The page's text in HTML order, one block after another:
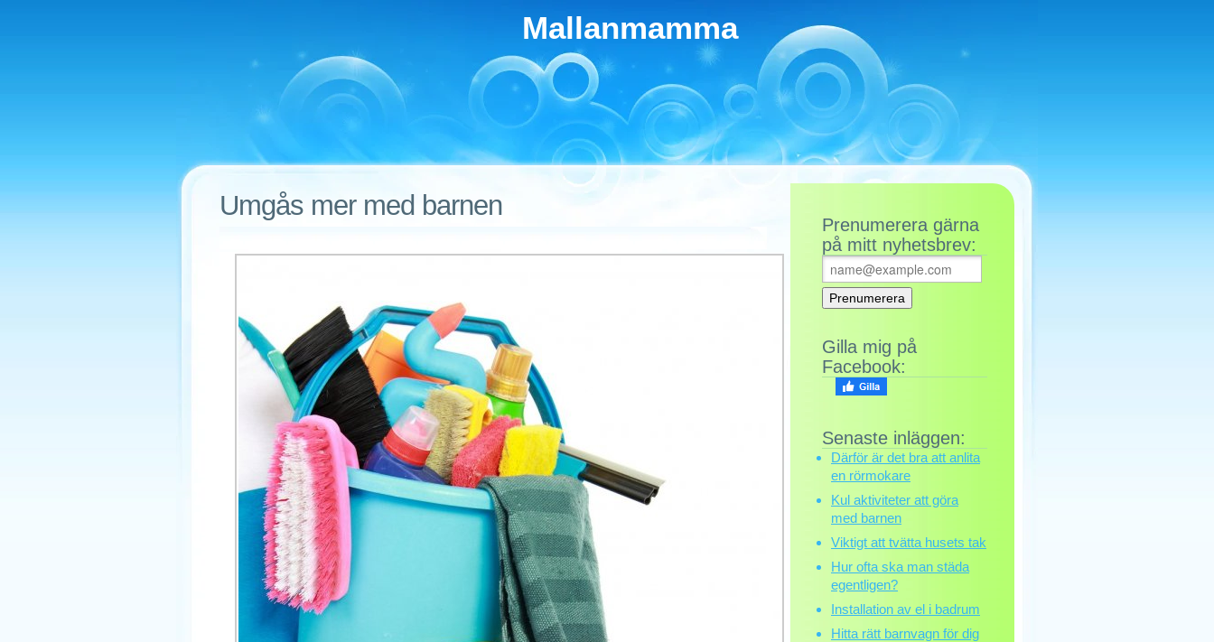
Mallanmamma
Umgås mer med barnen
Prenumerera gärna
på mitt nyhetsbrev:
Gilla mig på
Facebook:
Senaste inläggen:
Därför är det bra att anlita
en rörmokare
Kul aktiviteter att göra
med barnen
Viktigt att tvätta husets tak
Hur ofta ska man städa
egentligen?
Installation av el i badrum
Hitta rätt barnvagn för dig